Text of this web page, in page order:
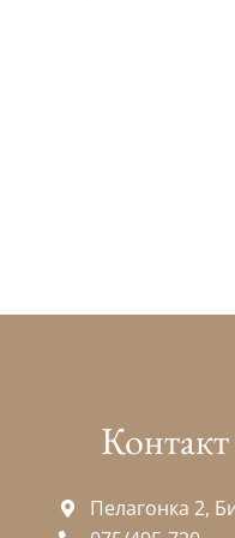
Контакт
Пелагонка 2,